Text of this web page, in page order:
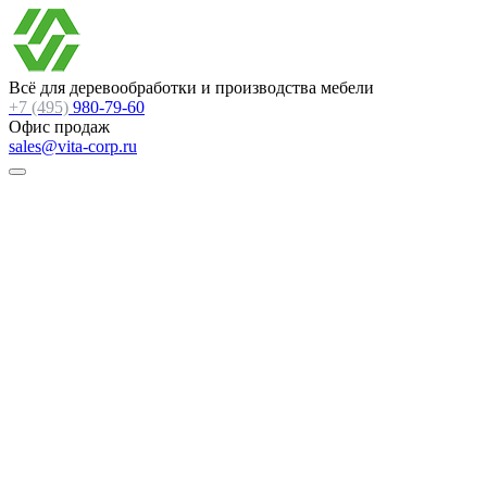
Всё для деревообработки и производства мебели
+7 (495) 980-79-60
Офис продаж
sales@vita-corp.ru